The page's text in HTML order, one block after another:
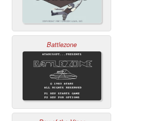
Battlezone